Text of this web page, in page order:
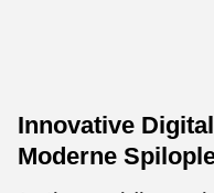
Innovative
Moderne